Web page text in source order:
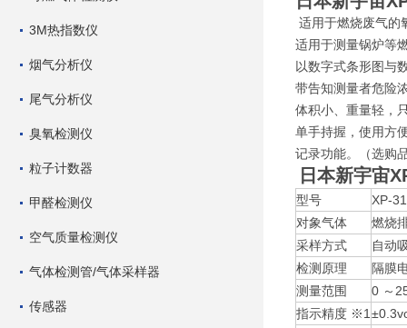
3M热指数仪
烟气分析仪
尾气分析仪
臭氧检测仪
粒子计数器
甲醛检测仪
空气质量检测仪
气体检测管/气体采样器
传感器
适用于燃烧废气的
适用于测量锅炉等
以数字式条形图与
带告知测量者危险
体积小、重量轻，
单手持握，使用方
记录功能。（选购
日本新宇宙
型号
XP-
对象气体
燃烧
采样方式
自动
检测原理
隔膜
测量范围
0 ～
指示精度 ※1